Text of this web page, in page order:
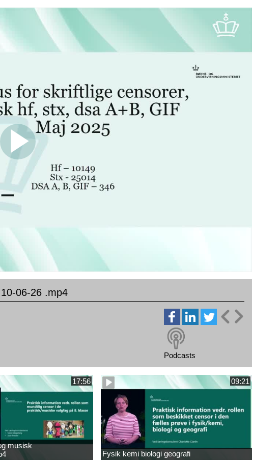
06-26 .mp4
Podcasts
17:56
musisk
09:21
Fysik kemi biologi geografi